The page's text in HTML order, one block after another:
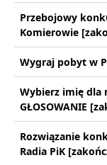
Przebojowy
Komierowie
Wygraj pobyt w
Wybierz imię dla
GŁOSOWANIE
Rozwiązanie
Radia PiK